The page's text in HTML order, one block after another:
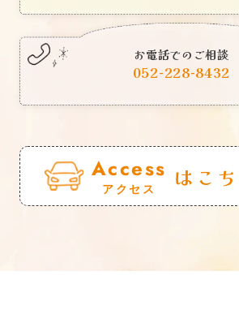
お電話でのご相談
052-228-8432
Access
アクセス はこ